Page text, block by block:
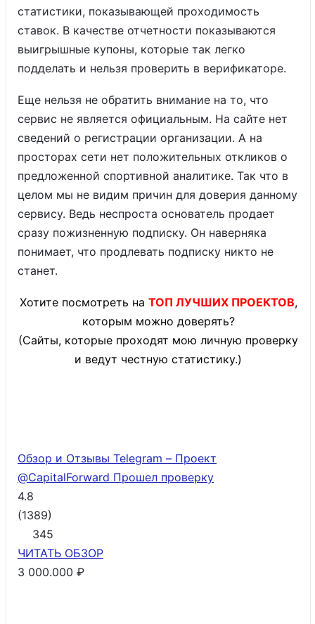
статистики, показывающей проходимость
ставок. В качестве отчетности показываются
выигрышные купоны, которые так легко
подделать и нельзя проверить в верификаторе.
Еще нельзя не обратить внимание на то, что
сервис не является официальным. На сайте нет
сведений о регистрации организации. А на
просторах сети нет положительных откликов о
предложенной спортивной аналитике. Так что в
целом мы не видим причин для доверия данному
сервису. Ведь неспроста основатель продает
сразу пожизненную подписку. Он наверняка
понимает, что продлевать подписку никто не
станет.
Хотите посмотреть на ТОП ЛУЧШИХ ПРОЕКТОВ,
которым можно доверять?
(Сайты, которые проходят мою личную проверку
и ведут честную статистику.)
Обзор и Отзывы Telegram – Проект
@CapitalForward Прошел проверку
4.8
(1389)
345
ЧИТАТЬ ОБЗОР
3 000.000 ₽